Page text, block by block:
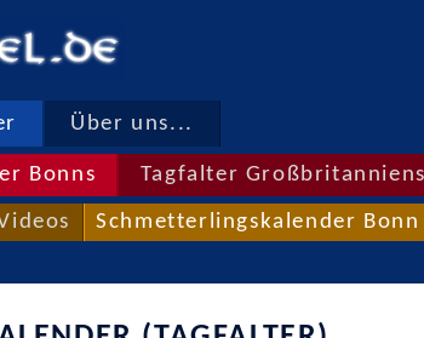
Über uns...
Bonns Tagfalter Großbritanniens
Schmetterlingskalender Bonn